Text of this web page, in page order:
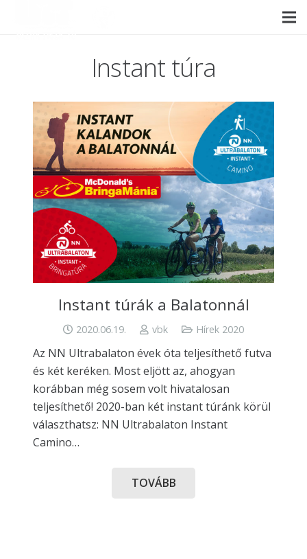
Instant túra
Instant túrák a Balatonnál
2020.06.19. vbk Hírek 2020
Az NN Ultrabalaton évek óta teljesíthető futva
és két keréken. Most eljött az, ahogyan
korábban még sosem volt hivatalosan
teljesíthető! 2020-ban két instant túránk körül
választhatsz: NN Ultrabalaton Instant
Camino…
TOVÁBB